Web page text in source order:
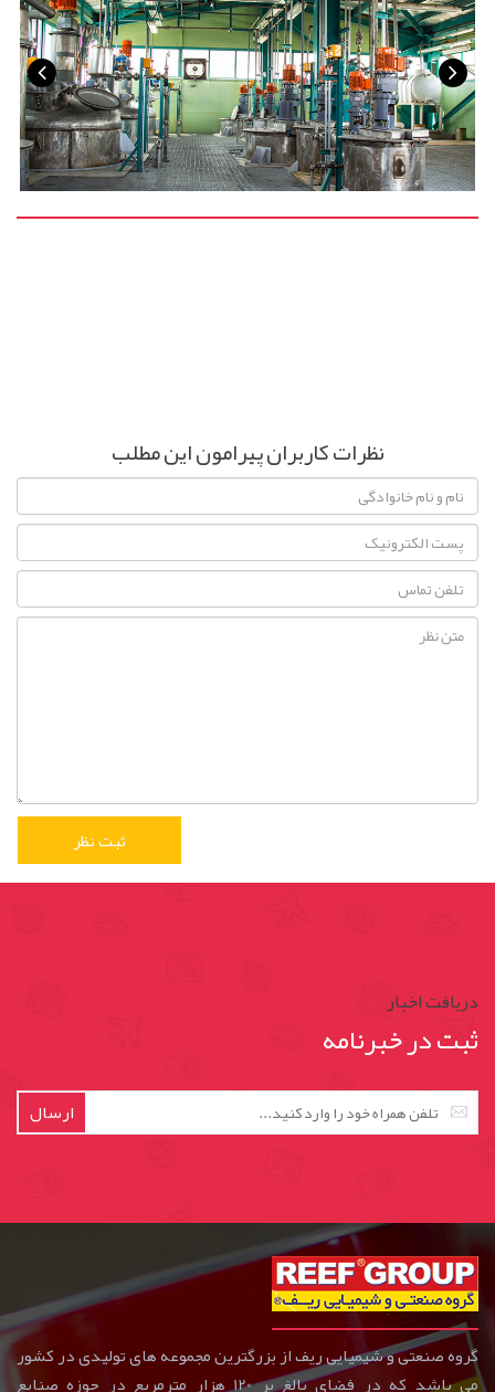
نظرات کاربران پیرامون این مطلب
دریافت اخبار
ثبت در خبرنامه
ارسال
گروه صنعتی و شیمیایی ریف از بزرگترین مجموعه های تولیدی در کشور
می باشد که در فضای بالغ بر 120 هزار مترمربع در حوزه صنایع